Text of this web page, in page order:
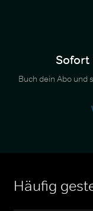
Sofort
Buch dein Abo und
Häufig